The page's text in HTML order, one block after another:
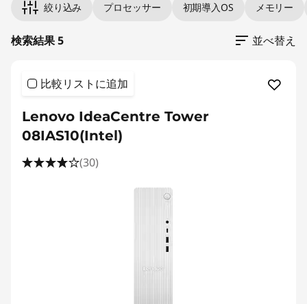
絞り込み プロセッサー 初期導入OS メモリー
検索結果 5 並べ替え
比較リストに追加
Lenovo IdeaCentre Tower
08IAS10(Intel)
(30)